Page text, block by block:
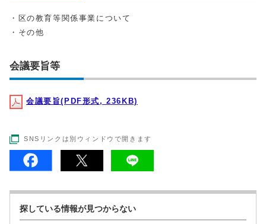
・区の教育等関係事業について
・その他
会議要旨等
会議要旨(PDF形式, 236KB)
SNSリンクは別ウィンドウで開きます
探している情報が見つからない